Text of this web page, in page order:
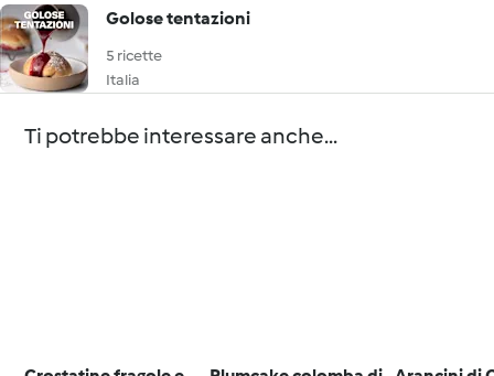
Golose tentazioni
5 ricette
Italia
Ti potrebbe interessare anche...